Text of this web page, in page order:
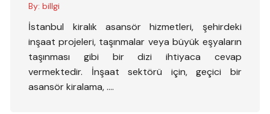
By: billgi
İstanbul kiralık asansör hizmetleri, şehirdeki
inşaat projeleri, taşınmalar veya büyük eşyaların
taşınması gibi bir dizi ihtiyaca cevap
vermektedir. İnşaat sektörü için, geçici bir
asansör kiralama, ….